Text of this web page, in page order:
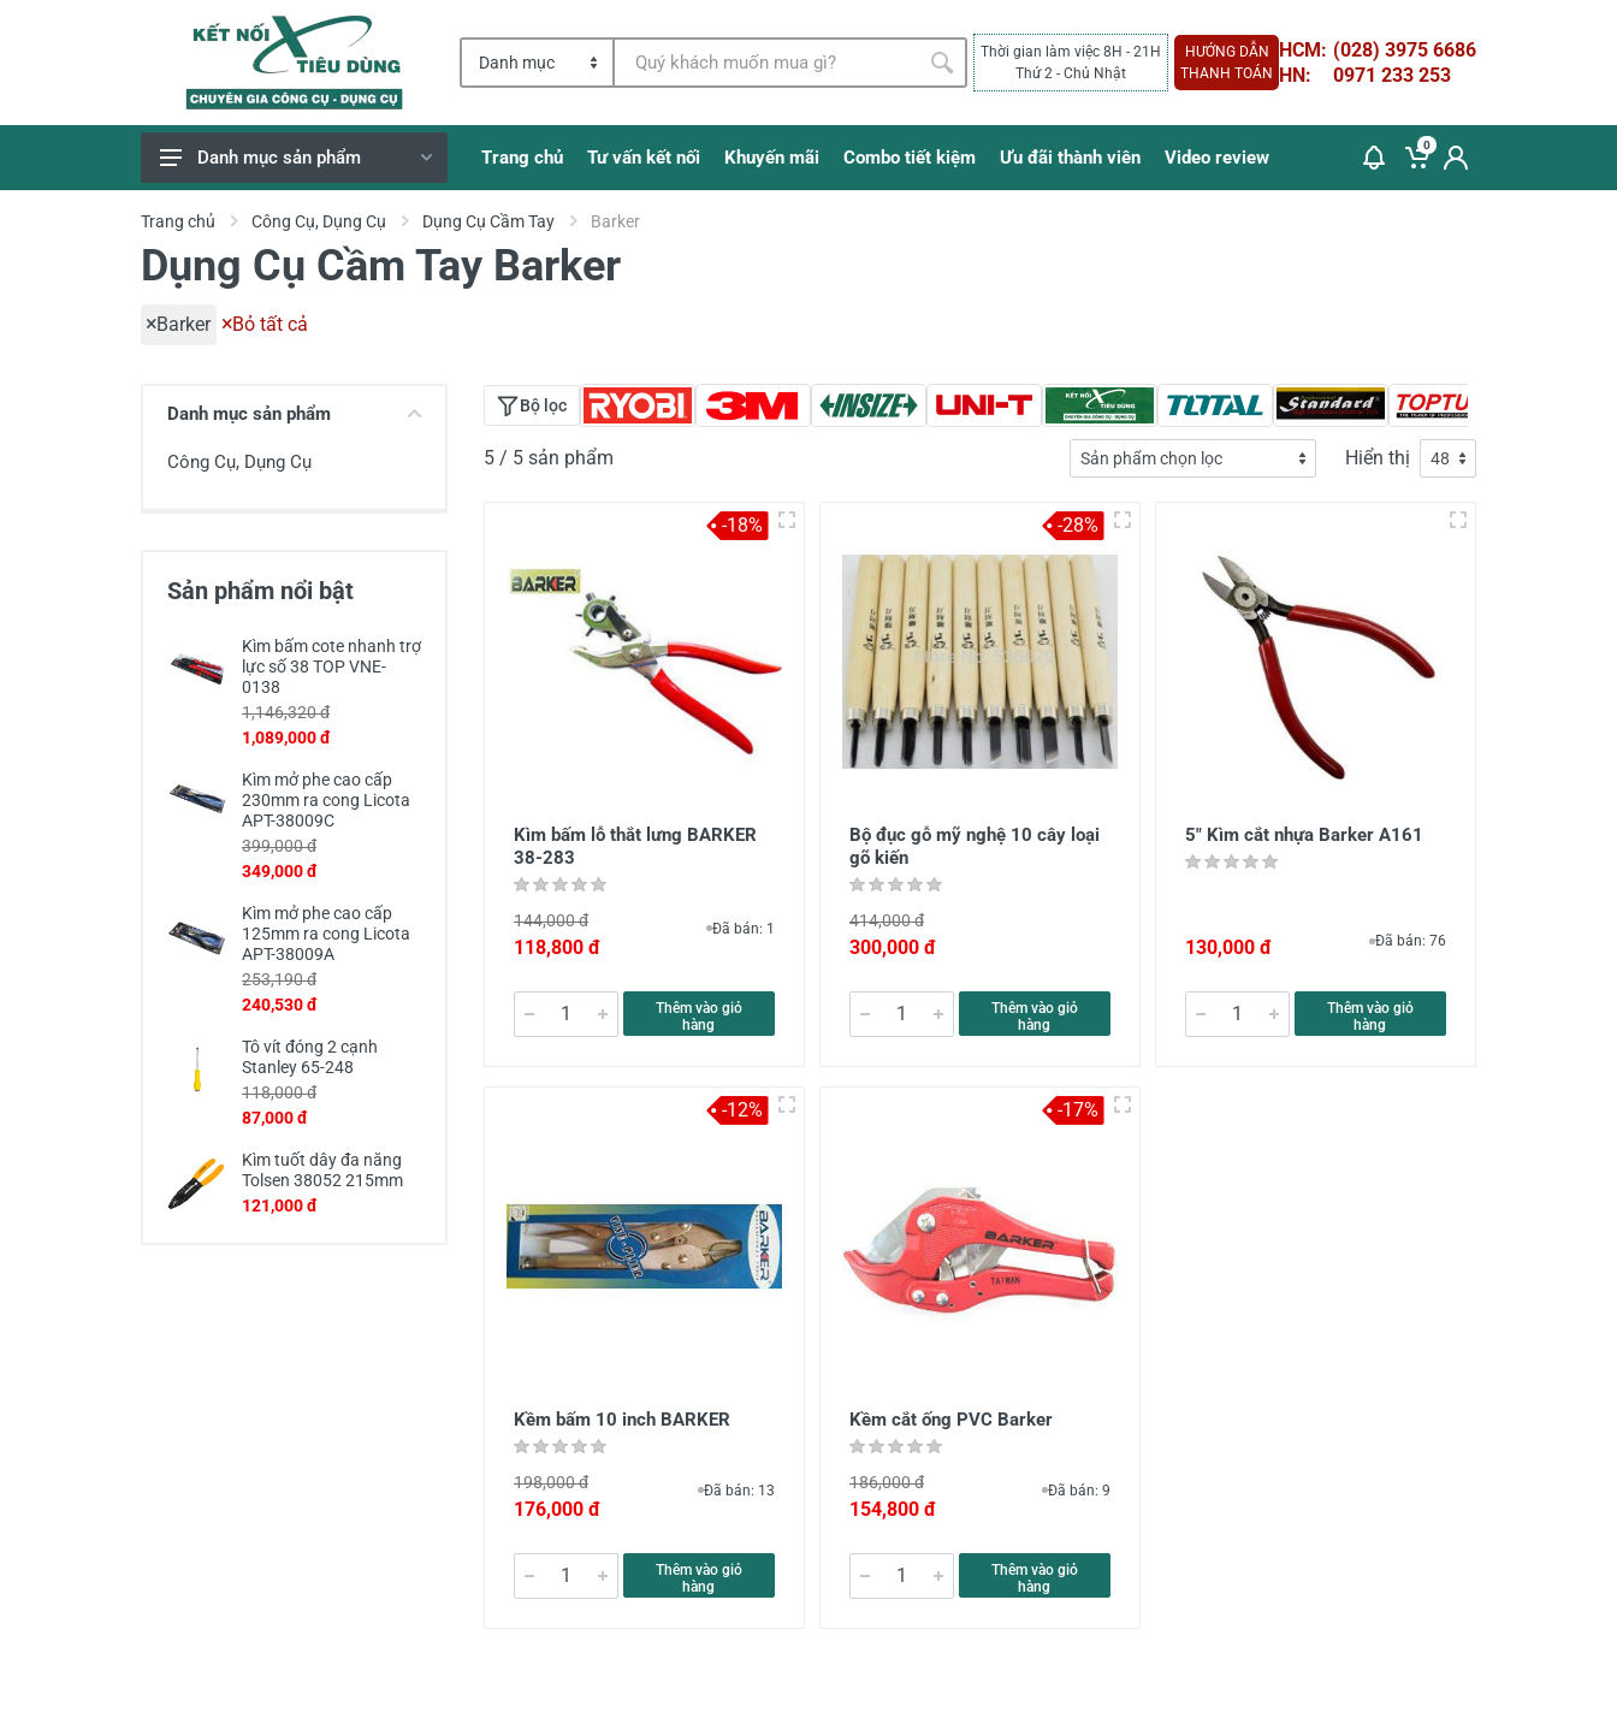
Thời gian làm việc 8H - 21H
Thứ 2 - Chủ Nhật
HƯỚNG DẪN
THANH TOÁN
HCM: (028) 3975 6686
HN:
0971 233 253
Giao Hàng Miễn Phí
Công Cụ, Dụng Cụ
Thang nhôm
Phụ Tùng, Linh Kiện
Thước Đo Laser
Đồ Bảo Hộ Lao Động
Danh mục sản phẩm Trang chủ Tư vấn kết nối Khuyến mãi Combo tiết kiệm Ưu đãi thành viên Video review
0
Trang chủ Công Cụ, Dụng Cụ Dụng Cụ Cầm Tay Barker
Dụng Cụ Cầm Tay Barker
Barker Bỏ tất cả
Danh mục sản phẩm
Công Cụ, Dụng Cụ
Sản phẩm nổi bật
Kìm bấm cote nhanh trợ
lực số 38 TOP VNE-
0138
1,146,320 đ
1,089,000 đ
Kìm mở phe cao cấp
230mm ra cong Licota
APT-38009C
399,000 đ
349,000 đ
Kìm mở phe cao cấp
125mm ra cong Licota
APT-38009A
253,190 đ
240,530 đ
Tô vít đóng 2 cạnh
Stanley 65-248
118,000 đ
87,000 đ
Kìm tuốt dây đa năng
Tolsen 38052 215mm
121,000 đ
Bộ lọc
5 / 5 sản phẩm Hiển thị
Kìm bấm lỗ thắt lưng BARKER
38-283
144,000 đ
118,800 đ
Đã bán: 1
Thêm vào giỏ
hàng
-18%
Bộ đục gỗ mỹ nghệ 10 cây loại
gõ kiến
414,000 đ
300,000 đ
Thêm vào giỏ
hàng
-28%
5″ Kìm cắt nhựa Barker A161
130,000 đ Đã bán: 76
Thêm vào giỏ
hàng
Kềm bấm 10 inch BARKER
198,000 đ
176,000 đ
Đã bán: 13
Thêm vào giỏ
hàng
-12%
Kềm cắt ống PVC Barker
186,000 đ
154,800 đ
Đã bán: 9
Thêm vào giỏ
hàng
-17%